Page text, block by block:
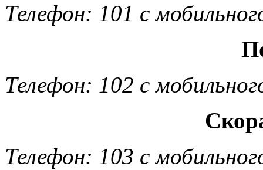
Телефон: 101 с
Телефон: 102 с
Телефон: 103 с